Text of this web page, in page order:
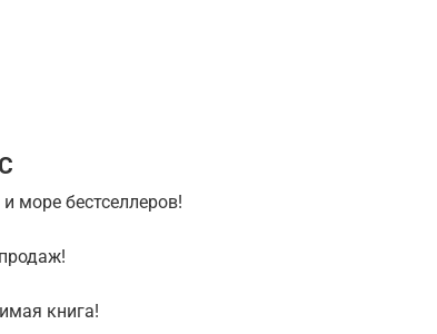
море бестселлеров!
книга!